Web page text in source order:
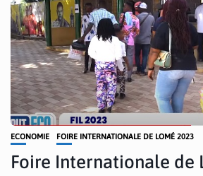
ECONOMIE FOIRE INTERNATIONALE DE LOMÉ 2023
Foire Internationale de